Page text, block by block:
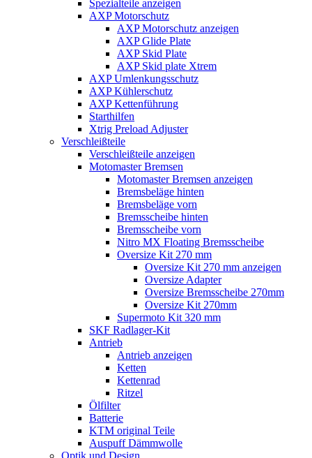
Spezialteile anzeigen
AXP Motorschutz
AXP Motorschutz anzeigen
AXP Glide Plate
AXP Skid Plate
AXP Skid plate Xtrem
AXP Umlenkungsschutz
AXP Kühlerschutz
AXP Kettenführung
Starthilfen
Xtrig Preload Adjuster
Verschleißteile
Verschleißteile anzeigen
Motomaster Bremsen
Motomaster Bremsen anzeigen
Bremsbeläge hinten
Bremsbeläge vorn
Bremsscheibe hinten
Bremsscheibe vorn
Nitro MX Floating Bremsscheibe
Oversize Kit 270 mm
Oversize Kit 270 mm anzeigen
Oversize Adapter
Oversize Bremsscheibe 270mm
Oversize Kit 270mm
Supermoto Kit 320 mm
SKF Radlager-Kit
Antrieb
Antrieb anzeigen
Ketten
Kettenrad
Ritzel
Ölfilter
Batterie
KTM original Teile
Auspuff Dämmwolle
Optik und Design